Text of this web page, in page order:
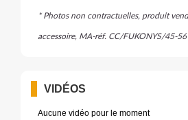
* Photos non contractuelles, produit
accessoire, MA-réf. CC/FUKONYS/45-56
VIDÉOS
Aucune vidéo pour le moment